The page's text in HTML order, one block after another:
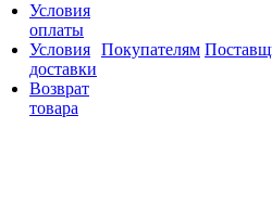
Условия
оплаты
Условия
доставки
Возврат
товара
Покупателям